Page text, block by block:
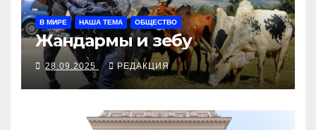
В МИРЕ НАША ТЕМА ОБЩЕСТВО
Жандармы и зебу
28.09.2025 РЕДАКЦИЯ